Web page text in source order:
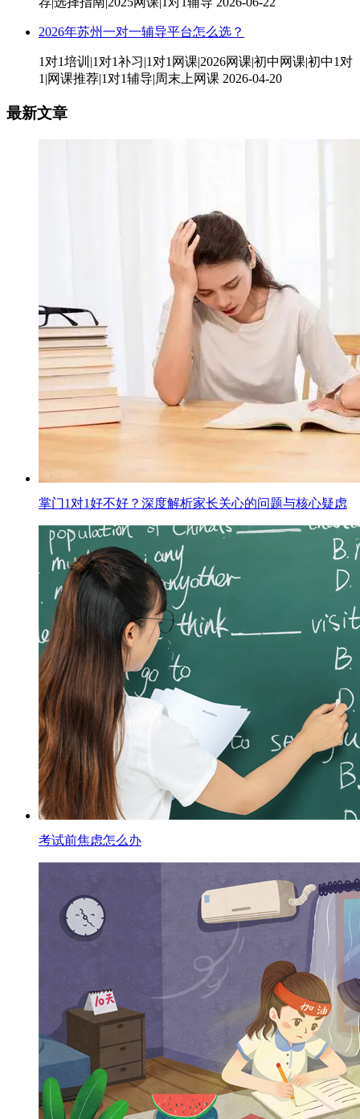
2026年苏州一对一辅导平台怎么选？
1对1培训|1对1补习|1对1网课|2026网课|初中网课|初中1对
1|网课推荐|1对1辅导|周末上网课 2026-04-20
最新文章
掌门1对1好不好？深度解析家长关心的问题与核心疑虑
考试前焦虑怎么办